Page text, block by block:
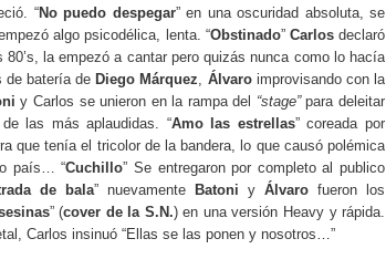
“No puedo despegar” en una oscuridad absoluta, se
algo psicodélica, lenta. “Obstinado” Carlosdeclaró
la empezó a cantar pero quizás nunca como lo hacía
de batería de Diego Márquez, Álvaroimprovisando con la
y Carlos se unieron en la rampa del “stage”para deleitar
las más aplaudidas. “Amo las estrellas” coreada por
que tenía el tricolor de la bandera, lo que causó polémica
país… “Cuchillo” Se entregaron por completo al publico
de bala” nuevamente Batoni y Álvaro fueron los
” (cover de la S.N.) en una versión Heavy y rápida.
Carlos insinuó “Ellas se las ponen y nosotros…”